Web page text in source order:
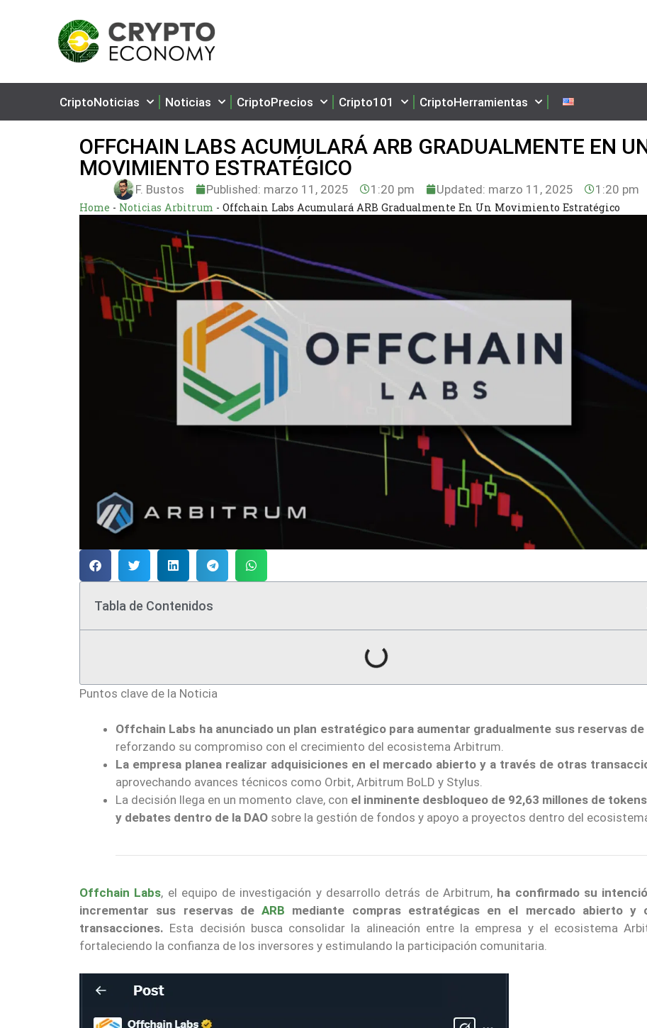
CriptoNoticias Noticias CriptoPrecios Cripto101 CriptoHerramientas
OFFCHAIN LABS ACUMULARÁ ARB GRADUALMENTE EN
MOVIMIENTO ESTRATÉGICO
F. Bustos Published: marzo 11, 2025 1:20 pm Updated: marzo 11, 2025 1:20 pm
Home - Noticias Arbitrum - Offchain Labs Acumulará ARB Gradualmente En Un Movimiento Estratégico
Tabla de Contenidos
Puntos clave de la Noticia
Offchain Labs ha anunciado un plan estratégico para aumentar gradualmente sus reservas de
reforzando su compromiso con el crecimiento del ecosistema Arbitrum.
La empresa planea realizar adquisiciones en el mercado abierto y a través de otras
aprovechando avances técnicos como Orbit, Arbitrum BoLD y Stylus.
La decisión llega en un momento clave, con el inminente desbloqueo de 92,63 millones de tokens
y debates dentro de la DAO sobre la gestión de fondos y apoyo a proyectos dentro del
Offchain Labs, el equipo de investigación y desarrollo detrás de Arbitrum, ha confirmado su
incrementar sus reservas deARB mediante compras estratégicas en el mercado abierto y
transacciones. Esta decisión busca consolidar la alineación entre la empresa y el ecosistema
fortaleciendo la confianza de los inversores y estimulando la participación comunitaria.